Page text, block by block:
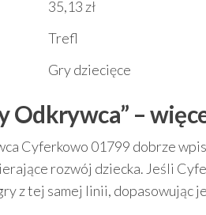
35,13 zł
Trefl
Gry dziecięce
Odkrywca” –
Cyferkowo 01799 dobrze
rozwój dziecka. Jeśli
z tej samej linii, dopasowując